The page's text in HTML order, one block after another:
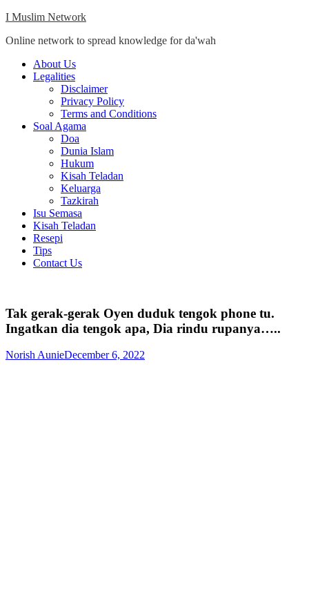
Skip
content
I Muslim Network
Online network to spread knowledge for da'wah
Close
Menu
About Us
Legalities
Disclaimer
Privacy Policy
Terms and Conditions
Soal Agama
Doa
Dunia Islam
Hukum
Kisah Teladan
Keluarga
Tazkirah
Isu Semasa
Kisah Teladan
Resepi
Tips
Contact Us
Tak gerak-gerak Oyen duduk tengok phone tu.
Ingatkan dia tengok apa, Dia rindu rupanya…..
Norish AunieDecember 6, 2022